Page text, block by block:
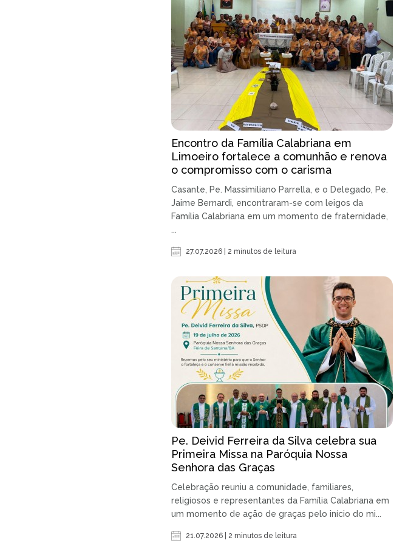
Encontro da Família Calabriana em
Limoeiro fortalece a comunhão e renova
o compromisso com o carisma
Casante, Pe. Massimiliano Parrella, e o Delegado, Pe.
Jaime Bernardi, encontraram-se com leigos da
Família Calabriana em um momento de fraternidade,
...
27.07.2026 | 2 minutos de leitura
Pe. Deivid Ferreira da Silva celebra sua
Primeira Missa na Paróquia Nossa
Senhora das Graças
Celebração reuniu a comunidade, familiares,
religiosos e representantes da Família Calabriana em
um momento de ação de graças pelo início do mi...
21.07.2026 | 2 minutos de leitura